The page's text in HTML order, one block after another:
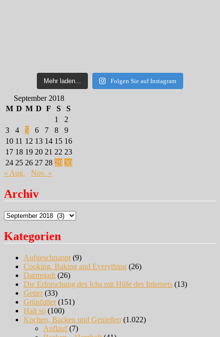
Mehr laden... Folgen Sie auf Instagram
September 2018
M D M D F S
S
1
2
3
4 5 6 7 8
9
10 11 12 13 14 15 16
17 18 19 20 21 22 23
24 25 26 27 28 29 30
« Aug.
Nov. »
Archiv
Archiv
Kategorien
Aufgeschnappt (9)
Cooking, Baking and Everything (26)
Darmstadt (26)
Die Erforschung des Ichs mit Hilfe des Internets (13)
Getier(33)
Grünfutter(151)
Halt so (100)
Kochen, Backen und Genießen (1.022)
Auflauf(7)